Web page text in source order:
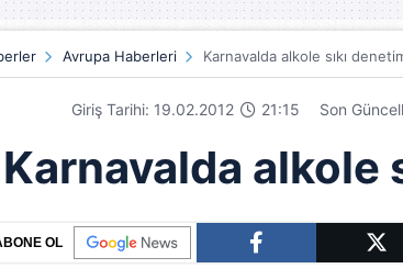
Avrupa Haberleri Karnavalda alkole sıkı
Giriş Tarihi: 19.02.2012 21:15 Son
Karnavalda alkole
OL